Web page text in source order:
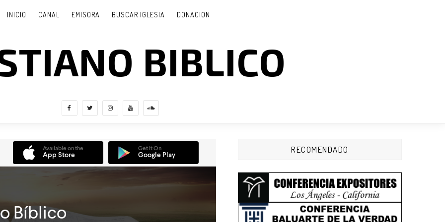
INICIO CANAL EMISORA BUSCAR IGLESIA DONACION
BIBLICO
RECOMENDADO